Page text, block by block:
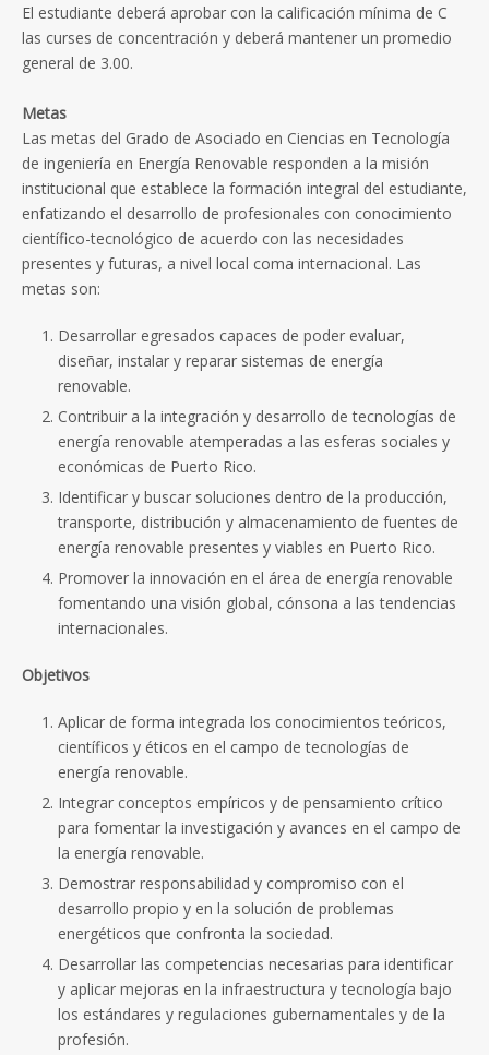
El estudiante deberá aprobar con la calificación mínima de C
las curses de concentración y deberá mantener un promedio
general de 3.00.
Metas
Las metas del Grado de Asociado en Ciencias en Tecnología
de ingeniería en Energía Renovable responden a la misión
institucional que establece la formación integral del estudiante,
enfatizando el desarrollo de profesionales con conocimiento
científico-tecnológico de acuerdo con las necesidades
presentes y futuras, a nivel local coma internacional. Las
metas son:
Desarrollar egresados capaces de poder evaluar,
diseñar, instalar y reparar sistemas de energía
renovable.
Contribuir a la integración y desarrollo de tecnologías de
energía renovable atemperadas a las esferas sociales y
económicas de Puerto Rico.
Identificar y buscar soluciones dentro de la producción,
transporte, distribución y almacenamiento de fuentes de
energía renovable presentes y viables en Puerto Rico.
Promover la innovación en el área de energía renovable
fomentando una visión global, cónsona a las tendencias
internacionales.
Objetivos
Aplicar de forma integrada los conocimientos teóricos,
científicos y éticos en el campo de tecnologías de
energía renovable.
Integrar conceptos empíricos y de pensamiento crítico
para fomentar la investigación y avances en el campo de
la energía renovable.
Demostrar responsabilidad y compromiso con el
desarrollo propio y en la solución de problemas
energéticos que confronta la sociedad.
Desarrollar las competencias necesarias para identificar
y aplicar mejoras en la infraestructura y tecnología bajo
los estándares y regulaciones gubernamentales y de la
profesión.